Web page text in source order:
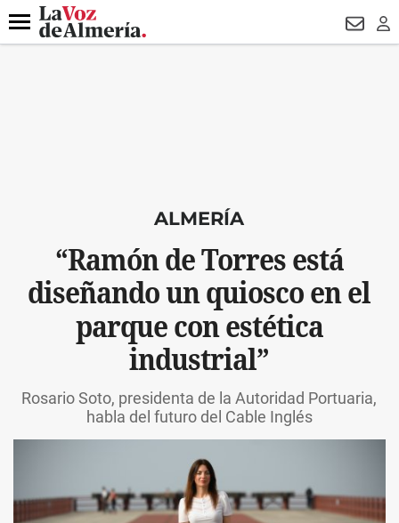
DESTACADO CONDENADOS
Menú
ALMERÍA
“Ramón de Torres está
diseñando un quiosco en el
parque con estética
industrial”
Rosario Soto, presidenta de la Autoridad Portuaria,
habla del futuro del Cable Inglés